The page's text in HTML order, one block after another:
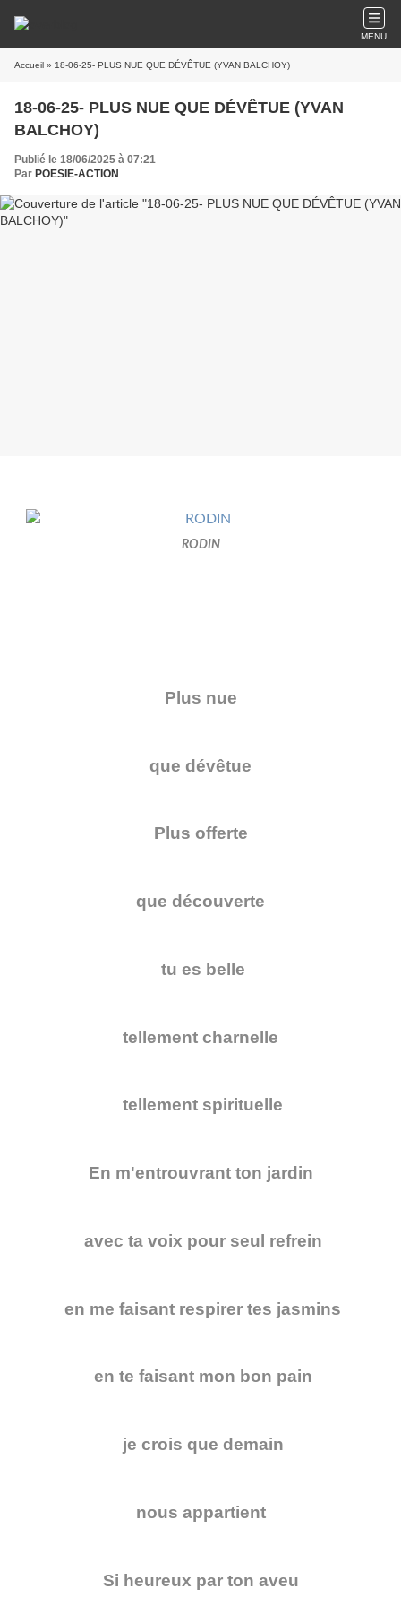
MENU
Accueil » 18-06-25- PLUS NUE QUE DÉVÊTUE (YVAN BALCHOY)
18-06-25- PLUS NUE QUE DÉVÊTUE (YVAN
BALCHOY)
Publié le 18/06/2025 à 07:21
Par POESIE-ACTION
RODIN
Plus nue
que dévêtue
Plus offerte
que découverte
tu es belle
tellement charnelle
tellement spirituelle
En m'entrouvrant ton jardin
avec ta voix pour seul refrein
en me faisant respirer tes jasmins
en te faisant mon bon pain
je crois que demain
nous appartient
Si heureux par ton aveu